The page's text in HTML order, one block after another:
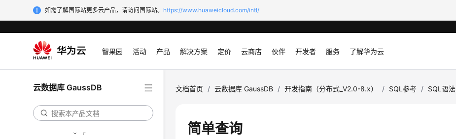
如需了解国际站更多云产品，请访问国际站。 https://www.huaweicloud.com/intl/
智果园 活动 产品 解决方案 定价 云商店 伙伴 开发者 服务 了解华为云
云数据库 GaussDB
其他语法一览表
E
F
文档首页 / 云数据库 GaussDB / 开发指南（分布式_V2.0-8.x） / SQL参考 / SQL语法
简单查询